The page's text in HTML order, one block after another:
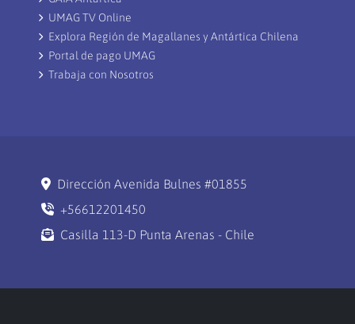
UMAG TV Online
Explora Región de Magallanes y Antártica Chilena
Portal de pago UMAG
Trabaja con Nosotros
Dirección Avenida Bulnes #01855
+56612201450
Casilla 113-D Punta Arenas - Chile